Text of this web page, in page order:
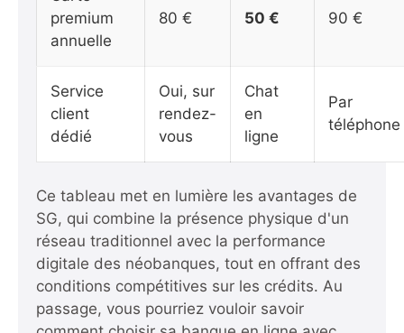
premium
annuelle
80 € 50 € 90 €
Service
client
dédié
Oui, sur
rendez-
vous
Chat
en
ligne
Par
téléphone
Ce tableau met en lumière les avantages de
SG, qui combine la présence physique d'un
réseau traditionnel avec la performance
digitale des néobanques, tout en offrant des
conditions compétitives sur les crédits. Au
passage, vous pourriez vouloir savoir